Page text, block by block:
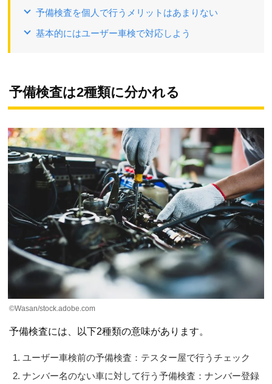
予備検査を個人で行うメリットはあまりない
基本的にはユーザー車検で対応しよう
予備検査は2種類に分かれる
©Wasan/stock.adobe.com
予備検査には、以下2種類の意味があります。
ユーザー車検前の予備検査：テスター屋で行うチェック
ナンバー名のない車に対して行う予備検査：ナンバー登録